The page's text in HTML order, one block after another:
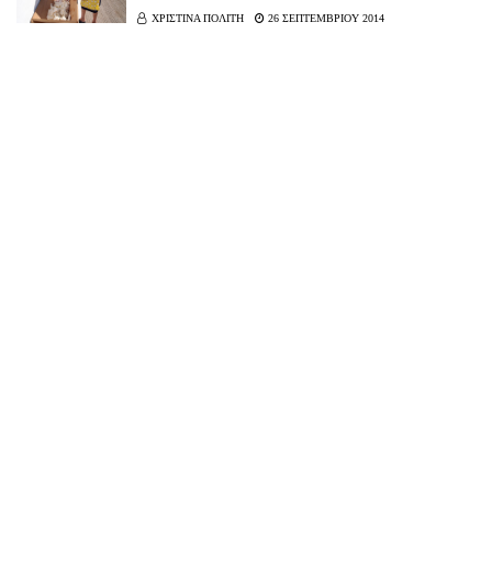
ΧΡΙΣΤΙΝΑ ΠΟΛΙΤΗ 26 ΣΕΠΤΕΜΒΡΙΟΥ 2014